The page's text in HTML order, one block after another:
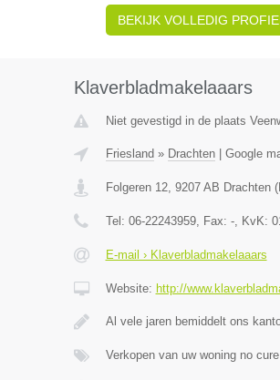
BEKIJK VOLLEDIG
Klaverbladmakelaaars
Niet gevestigd in de plaats
Friesland » Drachten| Google
Folgeren 12, 9207 AB Drachten(
Tel: 06-22243959, Fax: -, KvK:
E-mail › Klaverbladmakelaaars
Website: http://
Al vele jaren bemiddelt ons
Verkopen van uw woning no